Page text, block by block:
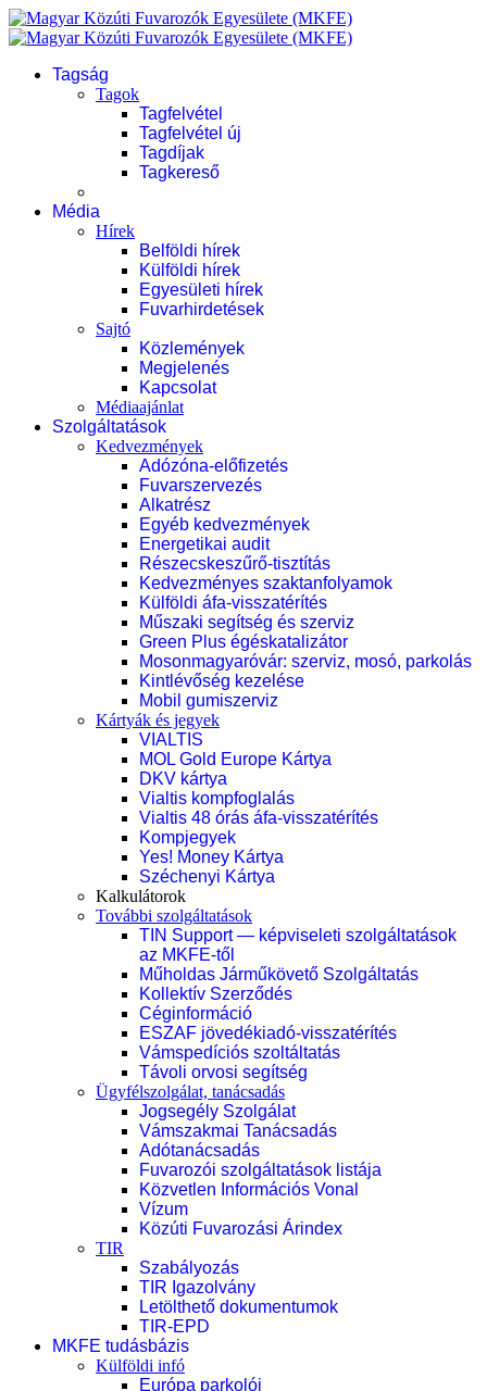
Tagság
Tagok
Tagfelvétel
Tagfelvétel új
Tagdíjak
Tagkereső
Média
Hírek
Belföldi hírek
Külföldi hírek
Egyesületi hírek
Fuvarhirdetések
Sajtó
Közlemények
Megjelenés
Kapcsolat
Médiaajánlat
Szolgáltatások
Kedvezmények
Adózóna-előfizetés
Fuvarszervezés
Alkatrész
Egyéb kedvezmények
Energetikai audit
Részecskeszűrő-tisztítás
Kedvezményes szaktanfolyamok
Külföldi áfa-visszatérítés
Műszaki segítség és szerviz
Green Plus égéskatalizátor
Mosonmagyaróvár: szerviz, mosó, parkolás
Kintlévőség kezelése
Mobil gumiszerviz
Kártyák és jegyek
VIALTIS
MOL Gold Europe Kártya
DKV kártya
Vialtis kompfoglalás
Vialtis 48 órás áfa-visszatérítés
Kompjegyek
Yes! Money Kártya
Széchenyi Kártya
Kalkulátorok
További szolgáltatások
TIN Support — képviseleti szolgáltatások
az MKFE-től
Műholdas Járműkövető Szolgáltatás
Kollektív Szerződés
Céginformáció
ESZAF jövedékiadó-visszatérítés
Vámspedíciós szoltáltatás
Távoli orvosi segítség
Ügyfélszolgálat, tanácsadás
Jogsegély Szolgálat
Vámszakmai Tanácsadás
Adótanácsadás
Fuvarozói szolgáltatások listája
Közvetlen Információs Vonal
Vízum
Közúti Fuvarozási Árindex
TIR
Szabályozás
TIR Igazolvány
Letölthető dokumentumok
TIR-EPD
MKFE tudásbázis
Külföldi infó
Európa parkolói